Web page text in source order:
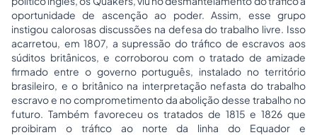
oportunidade de ascenção ao poder. Assim, esse grupo
instigou calorosas discussões na defesa do trabalho livre. Isso
acarretou, em 1807, a supressão do tráfico de escravos aos
súditos britânicos, e corroborou com o tratado de amizade
firmado entre o governo português, instalado no território
brasileiro, e o britânico na interpretação nefasta do trabalho
escravo e no comprometimento da abolição desse trabalho no
futuro. Também favoreceu os tratados de 1815 e 1826 que
proibiram o tráfico ao norte da linha do Equador e